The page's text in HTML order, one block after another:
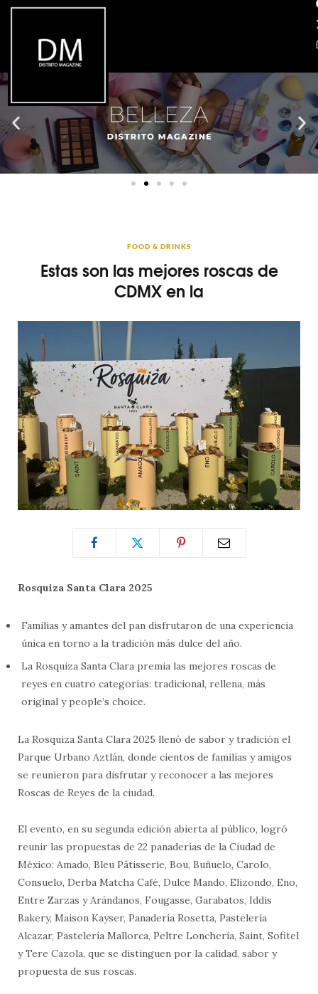
FOOD & DRINKS
Estas son las mejores roscas de
CDMX en la
Rosquiza Santa Clara 2025
Familias y amantes del pan disfrutaron de una experiencia
única en torno a la tradición más dulce del año.
La Rosquiza Santa Clara premia las mejores roscas de
reyes en cuatro categorías: tradicional, rellena, más
original y people’s choice.
La Rosquiza Santa Clara 2025 llenó de sabor y tradición el
Parque Urbano Aztlán, donde cientos de familias y amigos
se reunieron para disfrutar y reconocer a las mejores
Roscas de Reyes de la ciudad.
El evento, en su segunda edición abierta al público, logró
reunir las propuestas de 22 panaderías de la Ciudad de
México: Amado, Bleu Pâtisserie, Bou, Buñuelo, Carolo,
Consuelo, Derba Matcha Café, Dulce Mando, Elizondo, Eno,
Entre Zarzas y Arándanos, Fougasse, Garabatos, Iddis
Bakery, Maison Kayser, Panadería Rosetta, Pastelería
Alcazar, Pastelería Mallorca, Peltre Lonchería, Saint, Sofitel
y Tere Cazola, que se distinguen por la calidad, sabor y
propuesta de sus roscas.